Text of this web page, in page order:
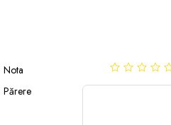
Nota
Părere